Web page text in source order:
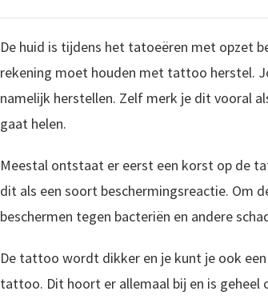
De huid is tijdens het tatoeëren met opzet
rekening moet houden met tattoo herstel.
namelijk herstellen. Zelf merk je dit vooral
gaat helen.
Meestal ontstaat er eerst een korst op de
dit als een soort beschermingsreactie. Om
beschermen tegen bacteriën en andere
De tattoo wordt dikker en je kunt je ook
tattoo. Dit hoort er allemaal bij en is geheel